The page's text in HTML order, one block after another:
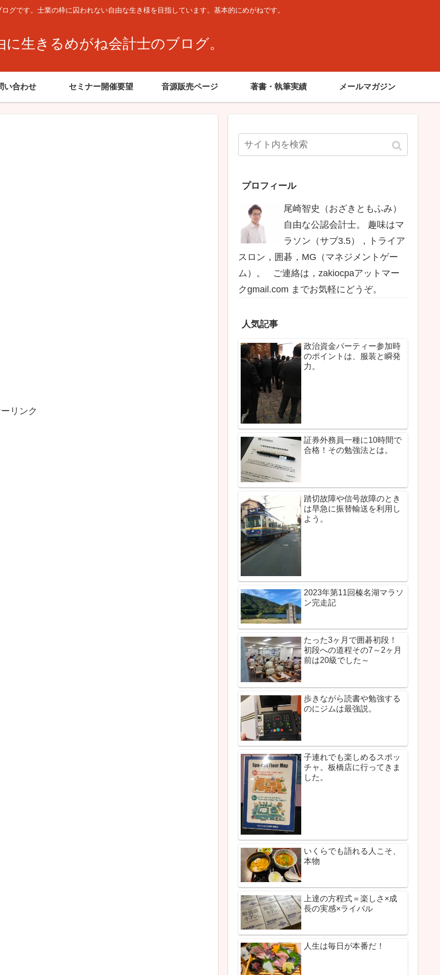
グです。士業の枠に囚われない自由な生き様を目指しています。基本的にめがねです。
に生きるめがね会計士のブログ。
い合わせ セミナー開催要望 音源販売ページ 著書・執筆実績 メールマガジン
リンク
プロフィール
尾崎智史（おざきともふみ）
自由な公認会計士。 趣味はマ
ラソン（サブ3.5），トライア
スロン，囲碁，MG（マネジメントゲー
ム）。 ご連絡は，zakiocpaアットマー
クgmail.com までお気軽にどうぞ。
人気記事
政治資金パーティー参加時
のポイントは、服装と瞬発
力。
証券外務員一種に10時間で
合格！その勉強法とは。
踏切故障や信号故障のとき
は早急に振替輸送を利用し
よう。
2023年第11回榛名湖マラソ
ン完走記
たった3ヶ月で囲碁初段！
初段への道程その7～2ヶ月
前は20級でした～
歩きながら読書や勉強する
のにジムは最強説。
子連れでも楽しめるスポッ
チャ。板橋店に行ってきま
した。
いくらでも語れる人こそ、
本物
上達の方程式＝楽しさ×成
長の実感×ライバル
人生は毎日が本番だ！